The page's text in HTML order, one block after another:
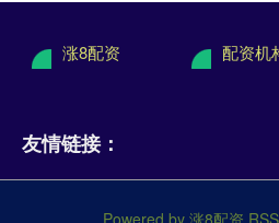
涨8配资 配资机
友情链接：
Powered by 涨8配资